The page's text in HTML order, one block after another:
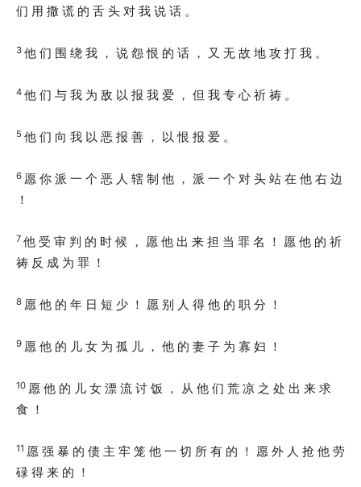
们 用 撒 谎 的 舌 头 对 我 说 话 。
3 他 们 围 绕 我 ， 说 怨 恨 的 话 ， 又 无 故 地 攻 打 我 。
4 他 们 与 我 为 敌 以 报 我 爱 ， 但 我 专 心 祈 祷 。
5 他 们 向 我 以 恶 报 善 ， 以 恨 报 爱 。
6 愿 你 派 一 个 恶 人 辖 制 他 ， 派 一 个 对 头 站 在 他 右 边
！
7 他 受 审 判 的 时 候 ， 愿 他 出 来 担 当 罪 名 ！ 愿 他 的 祈
祷 反 成 为 罪 ！
8 愿 他 的 年 日 短 少 ！ 愿 别 人 得 他 的 职 分 ！
9 愿 他 的 儿 女 为 孤 儿 ， 他 的 妻 子 为 寡 妇 ！
10 愿 他 的 儿 女 漂 流 讨 饭 ， 从 他 们 荒 凉 之 处 出 来 求
食 ！
11 愿 强 暴 的 债 主 牢 笼 他 一 切 所 有 的 ！ 愿 外 人 抢 他 劳
碌 得 来 的 ！